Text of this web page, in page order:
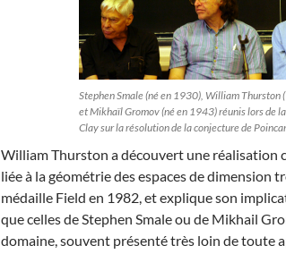
Stephen Smale (né en 1930), William
et Mikhaïl Gromov (né en 1943) réunis lors de
Clay sur la résolution de la conjecture de
William Thurston a découvert une réalisation
liée à la géométrie des espaces de dimension
médaille Field en 1982, et explique son
que celles de Stephen Smale ou de Mikhail
domaine, souvent présenté très loin de toute